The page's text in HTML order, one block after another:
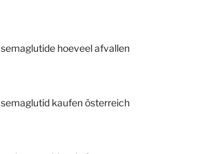
semaglutide hoeveel afvallen
semaglutid kaufen österreich